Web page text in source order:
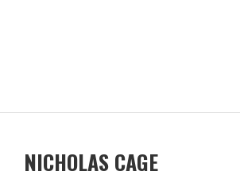
NICHOLAS CAGE